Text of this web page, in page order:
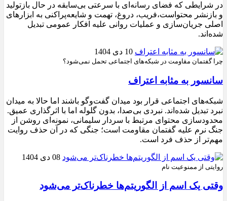
در شرایطی که فضای رسانه‌ای با سرعتی بی‌سابقه در حال بازتولید
و بازنشر محتواست،فریب، دروغ، تهمت و شایعه‌پراکنی به ابزارهای
اصلی جریان‌سازی و عملیات روانی علیه افکار عمومی تبدیل
شده‌اند.
10 دی 1404
چرا گفتمان مقاومت در شبکه‌های اجتماعی تحمل نمی‌شود؟
سانسور به مثابه اعتراف
شبکه‌های اجتماعی قرار بود میدان گفت‌وگو باشند اما حالا به میدان
نبرد تبدیل شده‌اند. نبردی بی‌صدا، بدون گلوله اما با اثرگذاری عمیق.
محدودسازی محتوای مرتبط با سردار سلیمانی، نمونه‌ای روشن از
جنگ نرم علیه گفتمان مقاومت است؛ جنگی که در آن حذف روایت
مهم‌تر از حذف فرد است.
08 دی 1404
روایتی از ممنوعیت نام
وقتی یک اسم از الگوریتم‌ها خطرناک‌تر می‌شود